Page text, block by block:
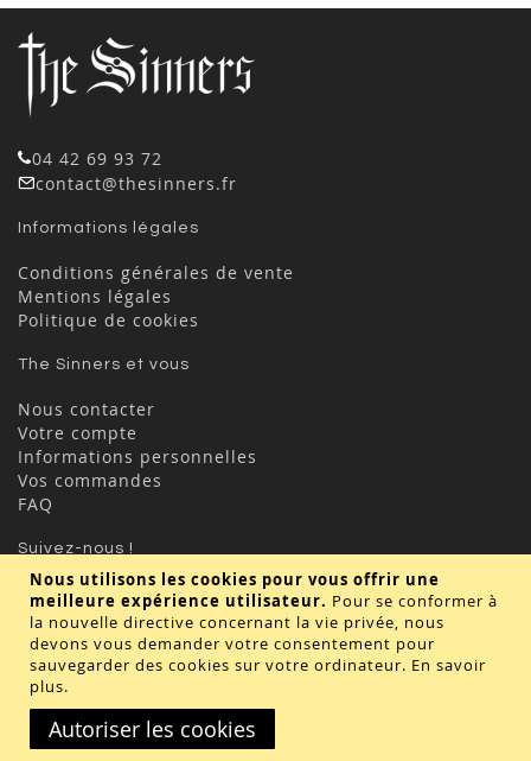
Nous utilisons les cookies pour vous offrir une
meilleure expérience utilisateur. Pour se conformer à
la nouvelle directive concernant la vie privée, nous
devons vous demander votre consentement pour
sauvegarder des cookies sur votre ordinateur. En savoir
plus.
Autoriser les cookies
04 42 69 93 72
contact@thesinners.fr
Informations légales
Conditions générales de vente
Mentions légales
Politique de cookies
The Sinners et vous
Nous contacter
Votre compte
Informations personnelles
Vos commandes
FAQ
Suivez-nous !
Valider
Copyright © 2020 - TBD Paris. Tout droit réservés.